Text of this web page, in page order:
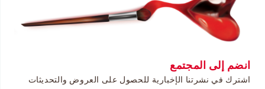
انضم إلى المجتمع
اشترك في نشرتنا الإخبارية للحصول على العروض والتحديثات